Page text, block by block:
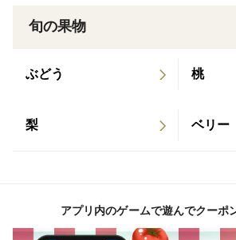
よろしくお願いいたします。
旬の果物
ぶどう 桃
梨 ベリー
アプリ内のゲームで遊んでクーポ